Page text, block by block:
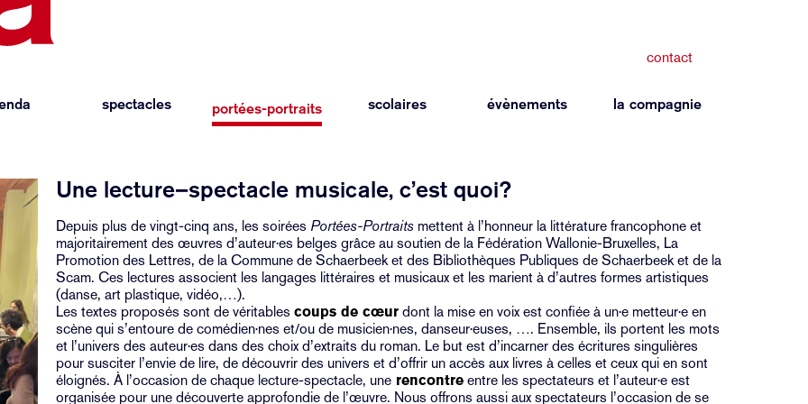
contact
spectacles portées-portraits scolaires évènements la compagnie
Une lecture–spectacle musicale, c’est quoi?
Depuis plus de vingt-cinq ans, les soirées Portées-Portraits mettent à l’honneur la littérature francophone et
majoritairement des œuvres d’auteur·es belges grâce au soutien de la Fédération Wallonie-Bruxelles, La
Promotion des Lettres, de la Commune de Schaerbeek et des Bibliothèques Publiques de Schaerbeek et de la
Scam. Ces lectures associent les langages littéraires et musicaux et les marient à d’autres formes artistiques
(danse, art plastique, vidéo,…).
Les textes proposés sont de véritablescoups de cœur dont la mise en voix est confiée à un·e metteur·e en
scène qui s’entoure de comédien·nes et/ou de musicien·nes, danseur·euses, …. Ensemble, ils portent les mots
et l’univers des auteur·es dans des choix d’extraits du roman. Le but est d’incarner des écritures singulières
pour susciter l’envie de lire, de découvrir des univers et d’offrir un accès aux livres à celles et ceux qui en sont
éloignés. À l’occasion de chaque lecture-spectacle, une rencontre entre les spectateurs et l’auteur·e est
organisée pour une découverte approfondie de l’œuvre. Nous offrons aussi aux spectateurs l’occasion de se